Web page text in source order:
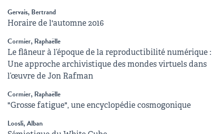
Gervais, Bertrand
Horaire de l'automne 2016
Cormier, Raphaëlle
Le flâneur à l’époque de la reproductibilité numérique :
Une approche archivistique des mondes virtuels dans
l’œuvre de Jon Rafman
Cormier, Raphaëlle
"Grosse fatigue", une encyclopédie cosmogonique
Loosli, Alban